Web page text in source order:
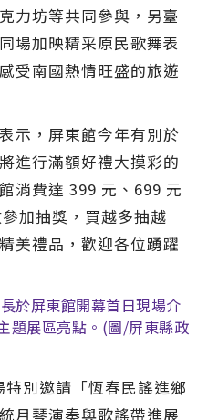
力坊等共同參與，另臺
場加映精采原民歌舞表
受南國熱情旺盛的旅遊
示，屏東館今年有別於
進行滿額好禮大摸彩的
消費達 399 元、699 元
加抽獎，買越多抽越
美禮品，歡迎各位踴躍
於屏東館開幕首日現場介
題展區亮點。(圖/屏東縣政
別邀請「恆春民謠進鄉
月琴演奏與歌謠帶進展